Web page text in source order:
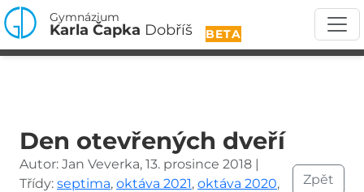
Gymnázium
BETA
Karla Čapka Dobříš
Den otevřených dveří
Autor: Jan Veverka, 13. prosince 2018 |
Třídy: septima, oktáva 2021, oktáva 2020,
Zpět